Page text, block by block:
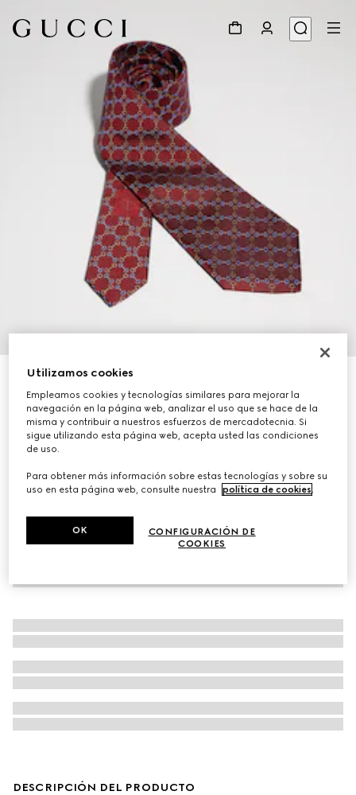
Corbata de jacquard de Horsebit de seda
MXN 5,400
Variacionesrojo
DESCRIPCIÓN DEL PRODUCTO
Utilizamos cookies
Empleamos cookies y tecnologías similares para mejorar la
navegación en la página web, analizar el uso que se hace de la
misma y contribuir a nuestros esfuerzos de mercadotecnia. Si
sigue utilizando esta página web, acepta usted las condiciones
de uso.
Para obtener más información sobre estas tecnologías y sobre su
uso en esta página web, consulte nuestra
política de cookies.
CONFIGURACIÓN DE
COOKIES
OK